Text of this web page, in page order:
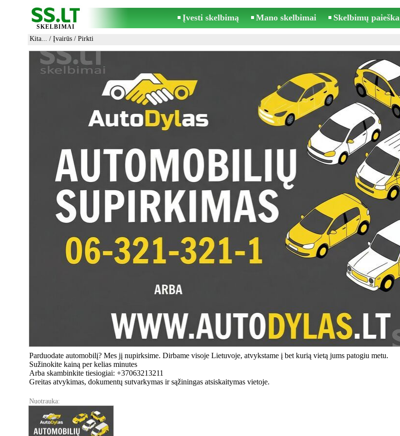
SKELBIMAI
Įvesti skelbimą Mano skelbimai Skelbimų paieška
Kita... / Įvairūs / Pirkti
Parduodate automobilį? Mes jį nupirksime. Dirbame visoje Lietuvoje, atvykstame į bet kurią vietą jums patogiu metu.
Sužinokite kainą per kelias minutes
Arba skambinkite tiesiogiai: +37063213211
Greitas atvykimas, dokumentų sutvarkymas ir sąžiningas atsiskaitymas vietoje.
Nuotrauka: